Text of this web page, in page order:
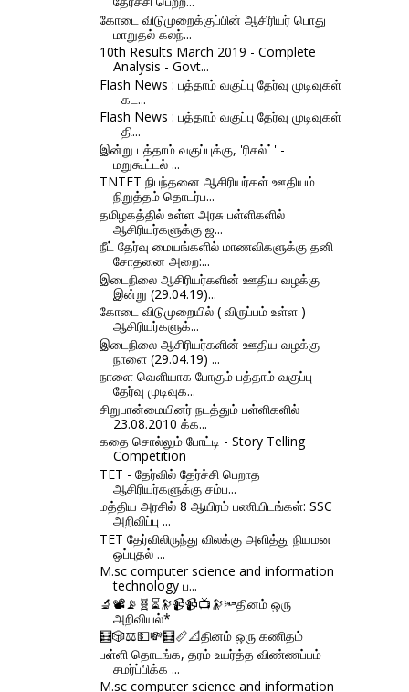
கோடை விடுமுறைக்குப்பின் ஆசிரியர் பொது
மாறுதல் கலந்...
10th Results March 2019 - Complete
Analysis - Govt...
Flash News : பத்தாம் வகுப்பு தேர்வு முடிவுகள்
- கட...
Flash News : பத்தாம் வகுப்பு தேர்வு முடிவுகள்
- தி...
இன்று பத்தாம் வகுப்புக்கு, 'ரிசல்ட்' -
மறுகூட்டல் ...
TNTET நிபந்தனை ஆசிரியர்கள் ஊதியம்
நிறுத்தம் தொடர்ப...
தமிழகத்தில் உள்ள அரசு பள்ளிகளில்
ஆசிரியர்களுக்கு ஜ...
நீட் தேர்வு மையங்களில் மாணவிகளுக்கு தனி
சோதனை அறை:...
இடைநிலை ஆசிரியர்களின் ஊதிய வழக்கு
இன்று (29.04.19)...
கோடை விடுமுறையில் ( விருப்பம் உள்ள )
ஆசிரியர்களுக்...
இடைநிலை ஆசிரியர்களின் ஊதிய வழக்கு
நாளை (29.04.19) ...
நாளை வெளியாக போகும் பத்தாம் வகுப்பு
தேர்வு முடிவுக...
சிறுபான்மையினர் நடத்தும் பள்ளிகளில்
23.08.2010 க்க...
கதை சொல்லும் போட்டி - Story Telling
Competition
TET - தேர்வில் தேர்ச்சி பெறாத
ஆசிரியர்களுக்கு சம்ப...
மத்திய அரசில் 8 ஆயிரம் பணியிடங்கள்: SSC
அறிவிப்பு ...
TET தேர்விலிருந்து விலக்கு அளித்து நியமன
ஒப்புதல் ...
M.sc computer science and information
technology ப...
🔬📽📡🧬⏳🔭📹📹📺🔭🔦தினம் ஒரு
அறிவியல்*
🧮🎲⚖💵💸🧮📏📐தினம் ஒரு கணிதம்
பள்ளி தொடங்க, தரம் உயர்த்த விண்ணப்பம்
சமர்ப்பிக்க ...
M.sc computer science and information